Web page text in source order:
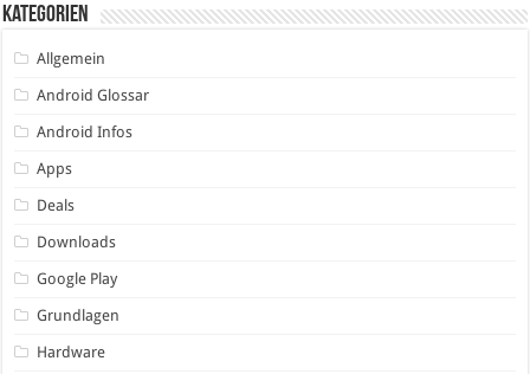
Kategorien
Allgemein
Android Glossar
Android Infos
Apps
Deals
Downloads
Google Play
Grundlagen
Hardware